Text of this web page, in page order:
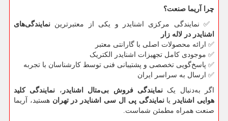
چرا آریما صنعت؟
✅نمایندگی مرکزی اشنایدر و یکی از معتبرترین نمایندگی‌های
اشنایدر در لاله زار
✅ ارائه محصولات اصلی با گارانتی معتبر
✅ موجودی کامل تجهیزات اشنایدر الکتریک
✅ پاسخ‌گویی تخصصی و پشتیبانی فنی توسط کارشناسان با تجربه
✅ ارسال به سراسر ایران
اگر به‌دنبال یکنمایندگی فروش بی‌متال اشنایدر ، نمایندگی کلید
هوایی اشنایدر
یانمایندگی پی ال سی اشنایدر در تهران هستید، آریما
صنعت همراه مطمئن شماست.